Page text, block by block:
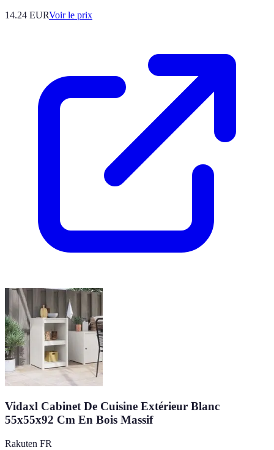
14.24 EURVoir le prix
Vidaxl Cabinet De Cuisine Extérieur Blanc
55x55x92 Cm En Bois Massif
Rakuten FR